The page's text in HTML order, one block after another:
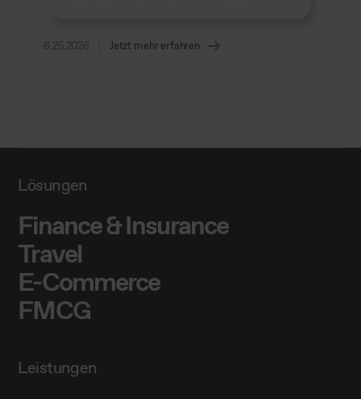
6.25.2026 Jetzt mehr erfahren
Lösungen
Finance & Insurance
Travel
E-Commerce
FMCG
Leistungen